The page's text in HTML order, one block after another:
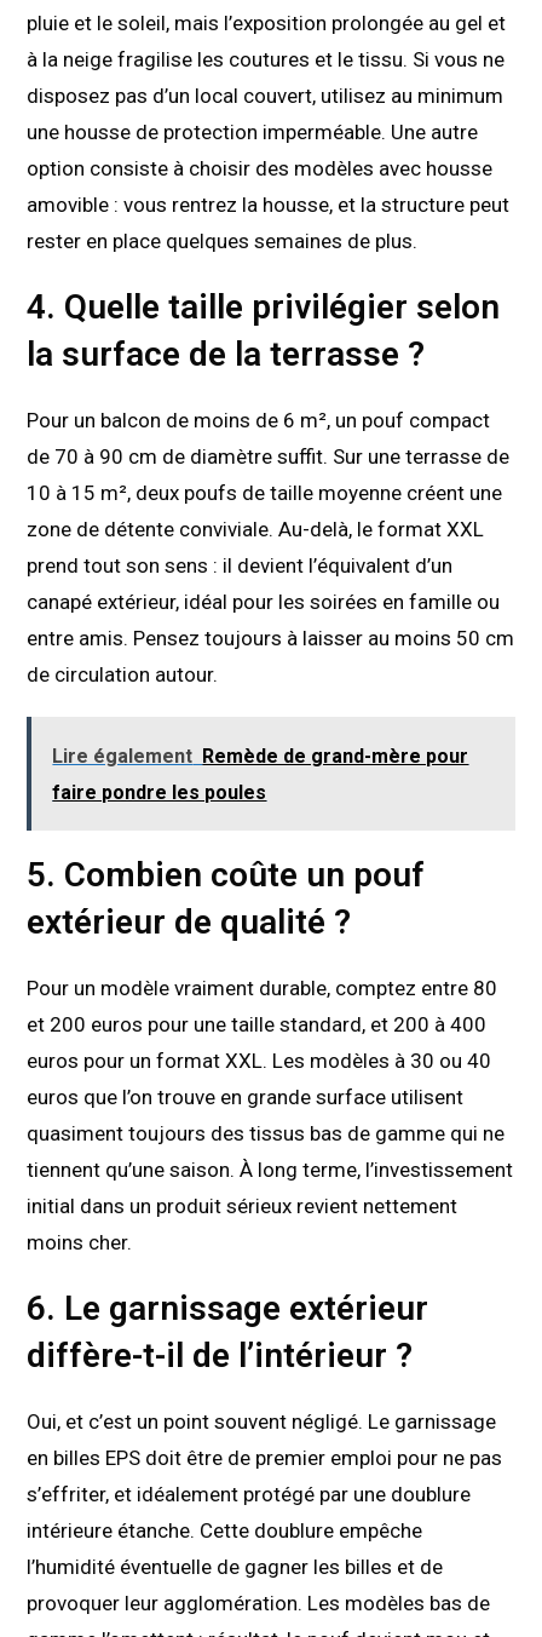
pluie et le soleil, mais l’exposition prolongée au gel et
à la neige fragilise les coutures et le tissu. Si vous ne
disposez pas d’un local couvert, utilisez au minimum
une housse de protection imperméable. Une autre
option consiste à choisir des modèles avec housse
amovible : vous rentrez la housse, et la structure peut
rester en place quelques semaines de plus.
4. Quelle taille privilégier selon
la surface de la terrasse ?
Pour un balcon de moins de 6 m², un pouf compact
de 70 à 90 cm de diamètre suffit. Sur une terrasse de
10 à 15 m², deux poufs de taille moyenne créent une
zone de détente conviviale. Au-delà, le format XXL
prend tout son sens : il devient l’équivalent d’un
canapé extérieur, idéal pour les soirées en famille ou
entre amis. Pensez toujours à laisser au moins 50 cm
de circulation autour.
Lire également Remède de grand-mère pour
faire pondre les poules
5. Combien coûte un pouf
extérieur de qualité ?
Pour un modèle vraiment durable, comptez entre 80
et 200 euros pour une taille standard, et 200 à 400
euros pour un format XXL. Les modèles à 30 ou 40
euros que l’on trouve en grande surface utilisent
quasiment toujours des tissus bas de gamme qui ne
tiennent qu’une saison. À long terme, l’investissement
initial dans un produit sérieux revient nettement
moins cher.
6. Le garnissage extérieur
diffère-t-il de l’intérieur ?
Oui, et c’est un point souvent négligé. Le garnissage
en billes EPS doit être de premier emploi pour ne pas
s’effriter, et idéalement protégé par une doublure
intérieure étanche. Cette doublure empêche
l’humidité éventuelle de gagner les billes et de
provoquer leur agglomération. Les modèles bas de